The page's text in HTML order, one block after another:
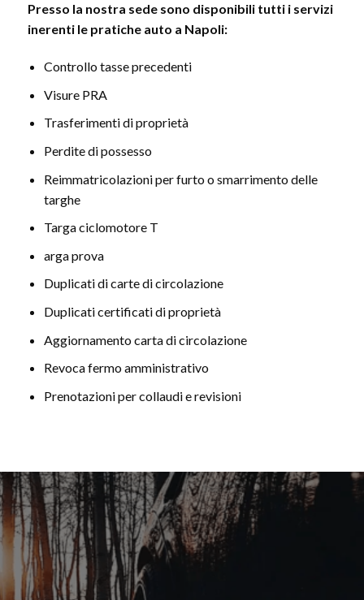
Presso la nostra sede sono disponibili tutti i servizi
inerenti le pratiche auto a Napoli:​
Controllo tasse precedenti
Visure PRA
Trasferimenti di proprietà
Perdite di possesso
Reimmatricolazioni per furto o smarrimento delle
targhe
Targa ciclomotore T
arga prova
Duplicati di carte di circolazione
Duplicati certificati di proprietà
Aggiornamento carta di circolazione
Revoca fermo amministrativo
Prenotazioni per collaudi e revisioni